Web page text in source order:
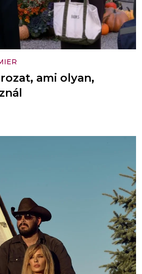
ami olyan,